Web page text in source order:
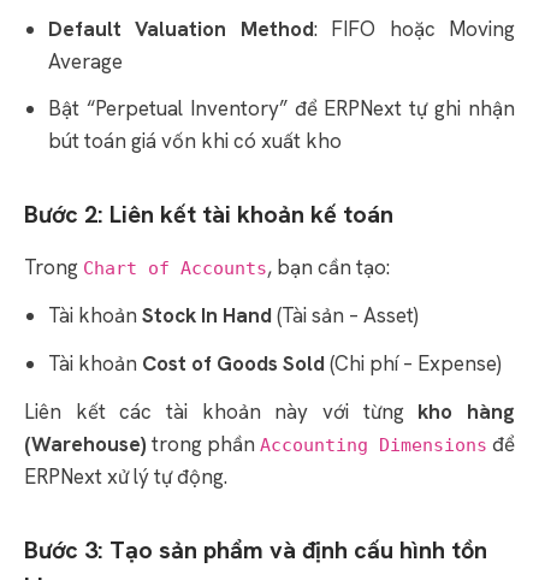
Default Valuation Method: FIFO hoặc Moving
Average
Bật “Perpetual Inventory” để ERPNext tự ghi nhận
bút toán giá vốn khi có xuất kho
Bước 2: Liên kết tài khoản kế toán
Trong Chart of Accounts, bạn cần tạo:
Tài khoản Stock In Hand (Tài sản – Asset)
Tài khoản Cost of Goods Sold (Chi phí – Expense)
Liên kết các tài khoản này với từng kho hàng
(Warehouse) trong phần Accounting Dimensions để
ERPNext xử lý tự động.
Bước 3: Tạo sản phẩm và định cấu hình tồn